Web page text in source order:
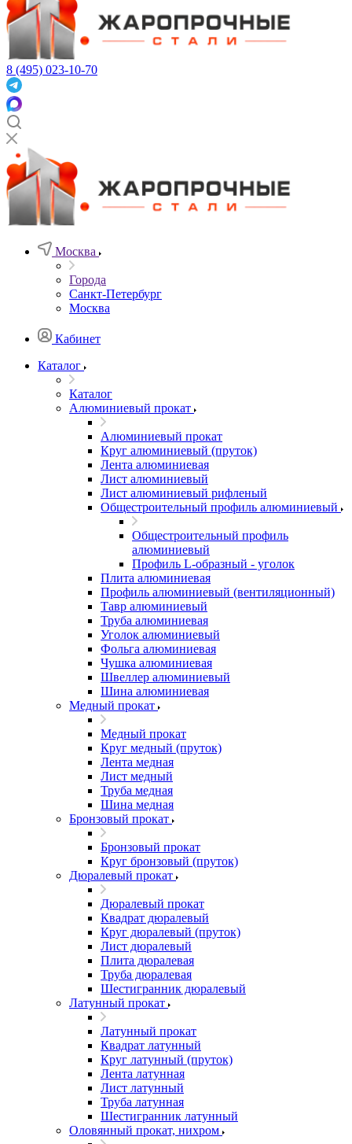
8 (495) 023-10-70
Москва
Города
Санкт-Петербург
Москва
Кабинет
Каталог
Каталог
Алюминиевый прокат
Алюминиевый прокат
Круг алюминиевый (пруток)
Лента алюминиевая
Лист алюминиевый
Лист алюминиевый рифленый
Общестроительный профиль алюминиевый
Общестроительный профиль
алюминиевый
Профиль L-образный - уголок
Плита алюминиевая
Профиль алюминиевый (вентиляционный)
Тавр алюминиевый
Труба алюминиевая
Уголок алюминиевый
Фольга алюминиевая
Чушка алюминиевая
Швеллер алюминиевый
Шина алюминиевая
Медный прокат
Медный прокат
Круг медный (пруток)
Лента медная
Лист медный
Труба медная
Шина медная
Бронзовый прокат
Бронзовый прокат
Круг бронзовый (пруток)
Дюралевый прокат
Дюралевый прокат
Квадрат дюралевый
Круг дюралевый (пруток)
Лист дюралевый
Плита дюралевая
Труба дюралевая
Шестигранник дюралевый
Латунный прокат
Латунный прокат
Квадрат латунный
Круг латунный (пруток)
Лента латунная
Лист латунный
Труба латунная
Шестигранник латунный
Оловянный прокат, нихром